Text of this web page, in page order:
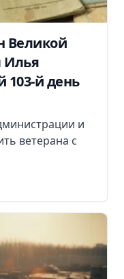
Великой
Илья
103-й день
и
ветерана с